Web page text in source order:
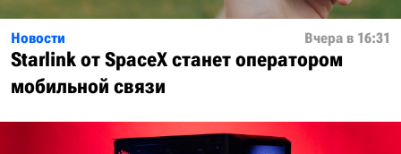
Новости Вчера в 16:31
Starlink от SpaceX станет оператором
мобильной связи